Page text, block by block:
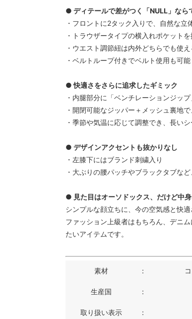
● ディテールで差がつく「NULL」なら
・フロントに2タック入りで、自然な立
・トラウザータイプの横入れポケット
・ウエスト調節紐は内外どちらでも使
・ベルトループ付きでベルト使用も可能
● 快適さをさらに追求したギミック
・内腿部分に「ベンチレーションジッ
・開閉可能なジッパー＋メッシュ裏地
・季節や気温に応じて調整でき、長い
● デザインアクセントも抜かりなし
・左膝下にはブランド刺繍入り
・大ぶりの腰パッチやブラックタブな
● 見た目はオーソドックス、だけど中身
シンプルな顔立ちに、今の空気感と快適
ファッション上級者はもちろん、デニ
たいアイテムです。
素材 ：
生産国 ：
取り扱い表示 ：